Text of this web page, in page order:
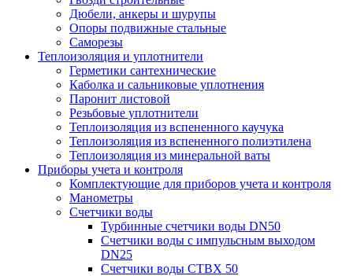
Дюбели, анкеры и шурупы
Опоры подвижные стальные
Саморезы
Теплоизоляция и уплотнители
Герметики сантехнические
Каболка и сальниковые уплотнения
Паронит листовой
Резьбовые уплотнители
Теплоизоляция из вспененного каучука
Теплоизоляция из вспененного полиэтилена
Теплоизоляция из минеральной ваты
Приборы учета и контроля
Комплектующие для приборов учета и контроля
Манометры
Счетчики воды
Турбинные счетчики воды DN50
Счетчики воды с импульсным выходом
DN25
Счетчики воды СТВХ 50